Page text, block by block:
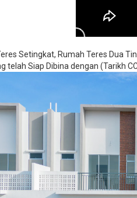
Setingkat, Rumah Teres Dua
telah Siap Dibina dengan (Tarikh